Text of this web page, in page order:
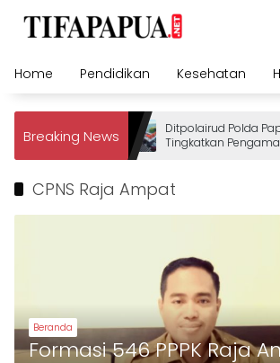
Home
Pendidikan Kesehatan
Breaking News
Ditpolairud Polda
Tingkatkan
CPNS Raja Ampat
Beranda
Formasi 546 PPPK Raja